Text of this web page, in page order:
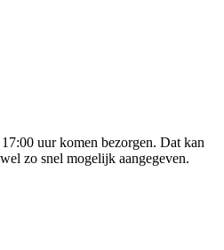
uur komen bezorgen. Dat kan
zo snel mogelijk aangegeven.